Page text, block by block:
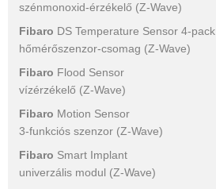
szénmonoxid-érzékelő (Z-Wave)
Fibaro DS Temperature Sensor 4-pack
hőmérőszenzor-csomag (Z-Wave)
Fibaro Flood Sensor
vízérzékelő (Z-Wave)
Fibaro Motion Sensor
3-funkciós szenzor (Z-Wave)
Fibaro Smart Implant
univerzális modul (Z-Wave)